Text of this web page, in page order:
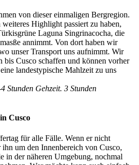
von dieser einmaligen Bergregion.
Highlight passiert zu haben,
Laguna Singrinacocha, die
annimmt. Von dort haben wir
unser Transport uns aufnimmt. Wir
bis Cusco schaffen und können vorher
landestypische Mahlzeit zu uns
Stunden Gehzeit. 3 Stunden
Cusco
für alle Fälle. Wenn er nicht
um den Innenbereich von Cusco,
in der näheren Umgebung, nochmal